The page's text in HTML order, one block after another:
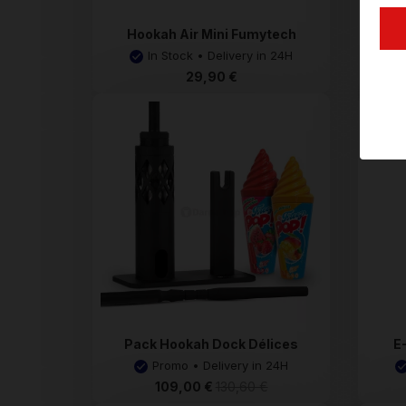
Hookah Air Mini Fumytech
In Stock • Delivery in 24H
29,90 €
Pack Hookah Dock Délices
Promo • Delivery in 24H
109,00 €